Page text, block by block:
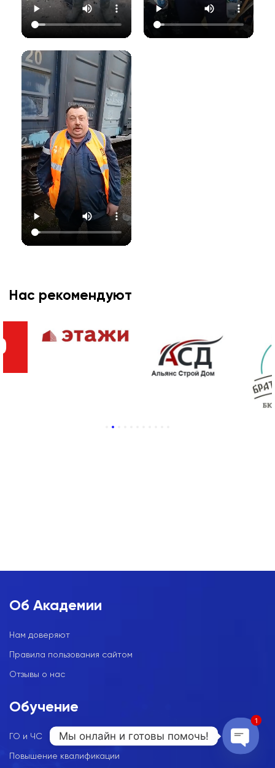
Нас рекомендуют
Об Академии
Нам доверяют
Правила пользования сайтом
Отзывы о нас
Обучение
ГО и ЧС
Повышение квалификации
Мы онлайн и готовы помочь!
1